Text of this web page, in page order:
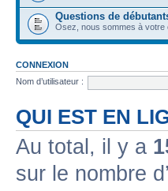
Questions de
Osez, nous sommes à votre
CONNEXION
Nom d’utilisateur :
QUI EST EN
Au total, il y a
sur le nombre